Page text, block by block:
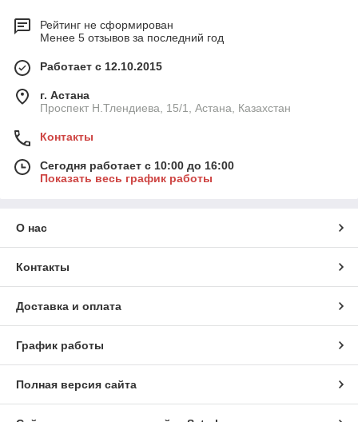
Рейтинг не сформирован
Менее 5 отзывов за последний год
Работает с 12.10.2015
г. Астана
Проспект Н.Тлендиева, 15/1, Астана, Казахстан
Контакты
Сегодня работает с 10:00 до 16:00
Показать весь график работы
О нас
Контакты
Доставка и оплата
График работы
Полная версия сайта